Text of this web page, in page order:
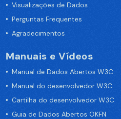
Visualizações de Dados
Perguntas Frequentes
Agradecimentos
Manuais e Vídeos
Manual de Dados Abertos W3C
Manual do desenvolvedor W3C
Cartilha do desenvolvedor W3C
Guia de Dados Abertos OKFN